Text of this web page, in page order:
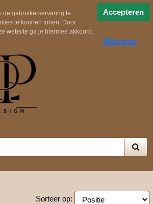
Uit voorraad geleverd!
Gratis
boven €100,-
Zelf samenstellen
Sorteer op:
de gebruikerservaring te
te kunnen tonen. Door
website ga je hiermee akkoord.
Accepteren
Weigeren